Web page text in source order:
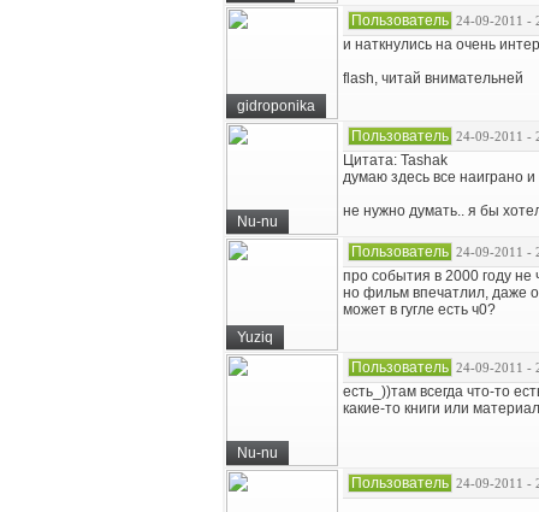
gidroponika
Пользователь 24-09-2011 -
и наткнулись на очень
flash, читай внимательней
Nu-nu
Пользователь 24-09-2011 -
Цитата: Tashak
думаю здесь все наиграно
не нужно думать.. я бы
Yuziq
Пользователь 24-09-2011 -
про события в 2000 году не
но фильм впечатлил, даже
может в гугле есть ч0?
Nu-nu
Пользователь 24-09-2011 -
есть_))там всегда что-то
какие-то книги или
Пользователь 24-09-2011 -